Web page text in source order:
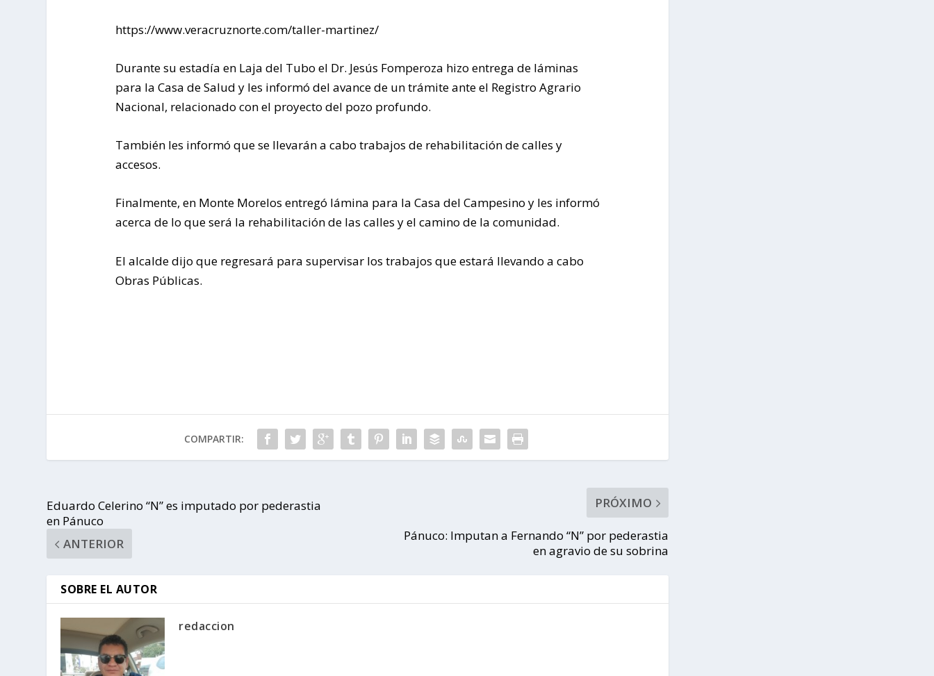
SOLOS”
tinacos benefició a 970
de las familias tuxpeñas.
https://www.veracruznorte.com/taller-martinez/
Durante su estadía en Laja del Tubo el Dr. Jesús Fomperoza hizo entrega de láminas
para la Casa de Salud y les informó del avance de un trámite ante el Registro Agrario
Nacional, relacionado con el proyecto del pozo profundo.
También les informó que se llevarán a cabo trabajos de rehabilitación de calles y
accesos.
Finalmente, en Monte Morelos entregó lámina para la Casa del Campesino y les informó
acerca de lo que será la rehabilitación de las calles y el camino de la comunidad.
El alcalde dijo que regresará para supervisar los trabajos que estará llevando a cabo
Obras Públicas.
COMPARTIR:
Eduardo Celerino “N” es imputado por pederastia
en Pánuco
ANTERIOR
PRÓXIMO
Pánuco: Imputan a Fernando “N” por pederastia
en agravio de su sobrina
SOBRE EL AUTOR
redaccion